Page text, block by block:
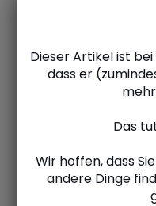
Dieser Artikel ist
dass er
Das
Wir hoffen, dass
andere Dinge